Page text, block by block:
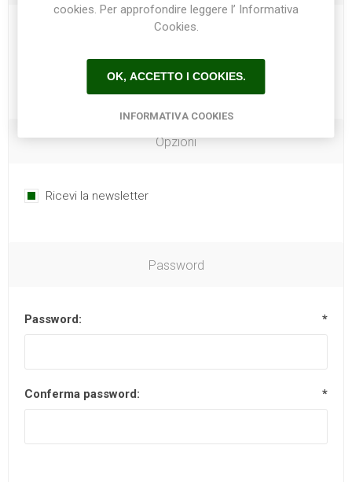
Opzioni
Ricevi la newsletter
Password
Password: *
Conferma password: *
cookies. Per approfondire leggere l’ Informativa
Cookies.
OK, ACCETTO I COOKIES.
INFORMATIVA COOKIES